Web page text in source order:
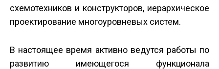
схемотехников и конструкторов, иерархическое
проектирование многоуровневых систем.
В настоящее время активно ведутся работы по
развитию имеющегося функционала